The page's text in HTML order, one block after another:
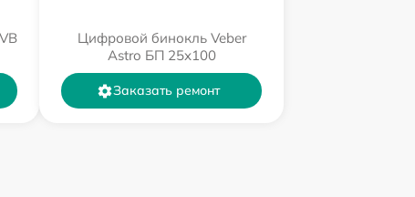
Цифровой бинокль Veber
Astro БП 25x100
Заказать ремонт